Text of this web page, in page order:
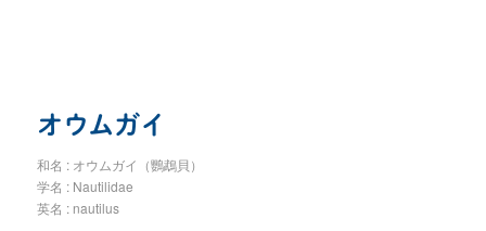
オウムガイ
和名 : オウムガイ（鸚鵡貝）
学名 : Nautilidae
英名 : nautilus